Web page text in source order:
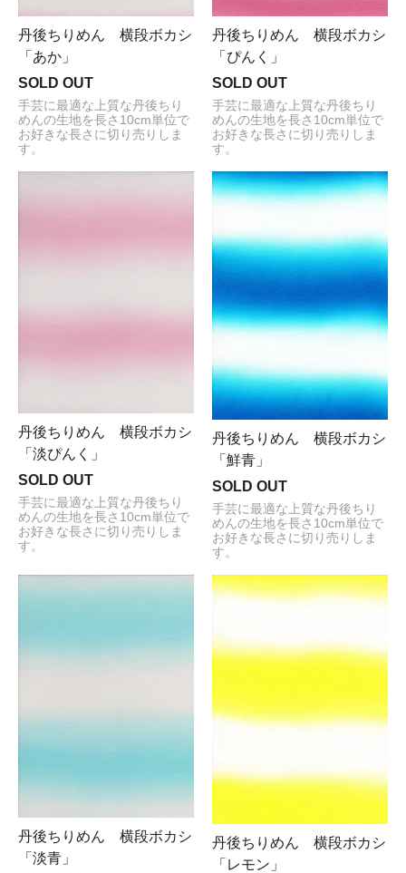
丹後ちりめん 横段ボカシ
「あか」
SOLD OUT
手芸に最適な上質な丹後ちり
めんの生地を長さ10cm単位で
お好きな長さに切り売りしま
す。
丹後ちりめん 横段ボカシ
「ぴんく」
SOLD OUT
手芸に最適な上質な丹後ちり
めんの生地を長さ10cm単位で
お好きな長さに切り売りしま
す。
丹後ちりめん 横段ボカシ
「淡ぴんく」
SOLD OUT
手芸に最適な上質な丹後ちり
めんの生地を長さ10cm単位で
お好きな長さに切り売りしま
す。
丹後ちりめん 横段ボカシ
「鮮青」
SOLD OUT
手芸に最適な上質な丹後ちり
めんの生地を長さ10cm単位で
お好きな長さに切り売りしま
す。
丹後ちりめん 横段ボカシ
「淡青」
丹後ちりめん 横段ボカシ
「レモン」